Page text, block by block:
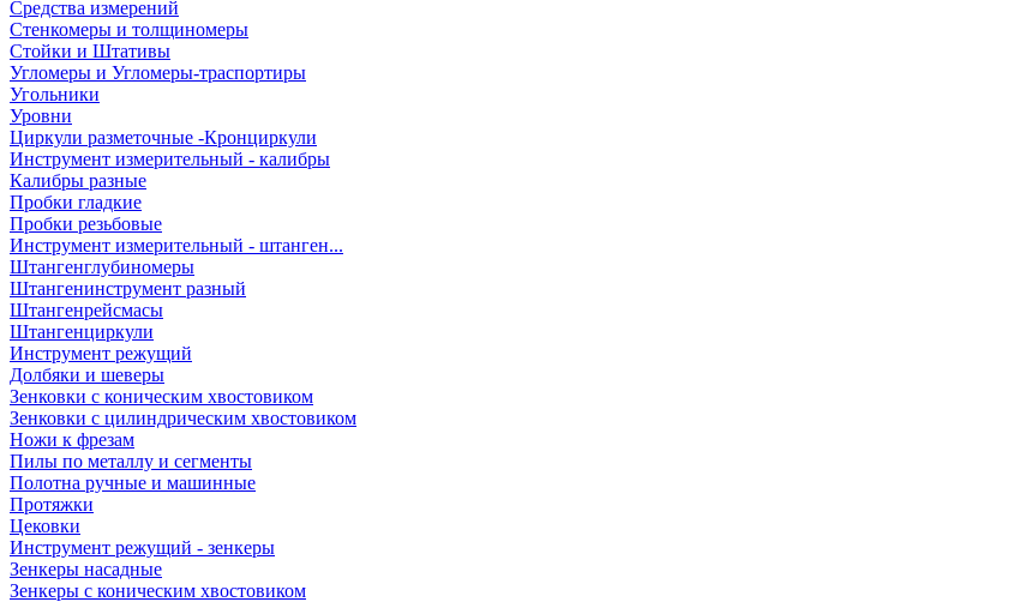
Средства измерений
Стенкомеры и толщиномеры
Стойки и Штативы
Угломеры и Угломеры-траспортиры
Угольники
Уровни
Циркули разметочные -Кронциркули
Инструмент измерительный - калибры
Калибры разные
Пробки гладкие
Пробки резьбовые
Инструмент измерительный - штанген...
Штангенглубиномеры
Штангенинструмент разный
Штангенрейсмасы
Штангенциркули
Инструмент режущий
Долбяки и шеверы
Зенковки с коническим хвостовиком
Зенковки с цилиндрическим хвостовиком
Ножи к фрезам
Пилы по металлу и сегменты
Полотна ручные и машинные
Протяжки
Цековки
Инструмент режущий - зенкеры
Зенкеры насадные
Зенкеры с коническим хвостовиком